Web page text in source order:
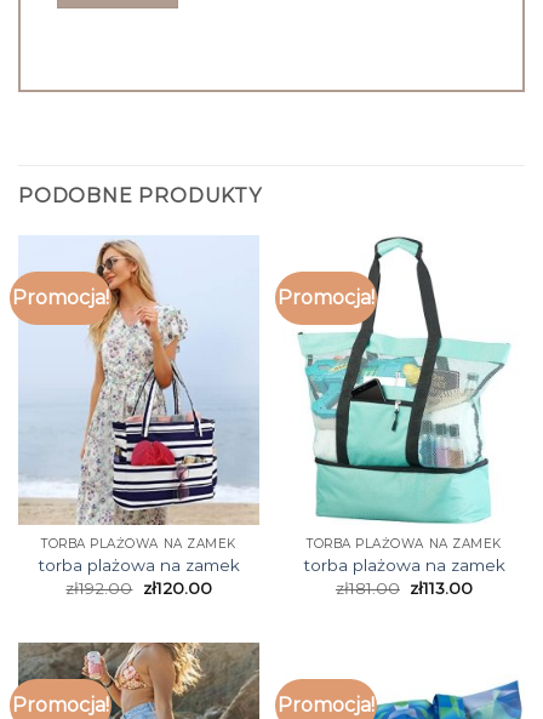
PODOBNE PRODUKTY
Promocja!
TORBA PLAŻOWA NA ZAMEK
torba plażowa na zamek
zł192.00 zł120.00
Promocja!
TORBA PLAŻOWA NA ZAMEK
torba plażowa na zamek
zł181.00 zł113.00
Promocja! Promocja!